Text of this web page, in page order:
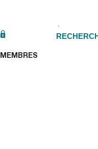
MEMBRES
for: